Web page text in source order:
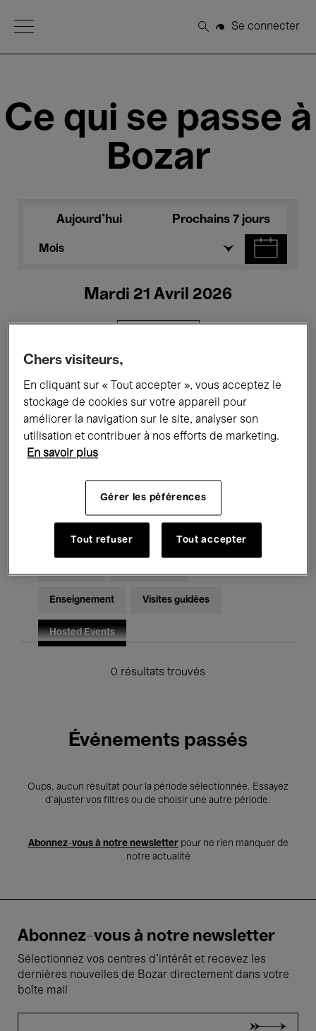
Open Menu
Rechercher
Se connecter
Ce qui se passe à
Bozar
Aujourd'hui Prochains 7 jours
Mois
Mardi 21 Avril 2026
Tous les événements Concerts
Expositions Performances
Rencontres & Débats
Musique classique Global Music
Enseignement Visites guidées
Hosted Events
0 résultats trouvés
Événements passés
Oups, aucun résultat pour la période sélectionnée. Essayez
d’ajuster vos filtres ou de choisir une autre période.
Abonnez-vous à notre newsletterpour ne rien manquer de
notre actualité
Abonnez-vous à notre newsletter
Sélectionnez vos centres d'intérêt et recevez les
dernières nouvelles de Bozar directement dans votre
boîte mail
Chers visiteurs,
En cliquant sur « Tout accepter », vous acceptez le
stockage de cookies sur votre appareil pour
améliorer la navigation sur le site, analyser son
utilisation et contribuer à nos efforts de marketing.
En savoir plus
Gérer les péférences
Tout refuser Tout accepter